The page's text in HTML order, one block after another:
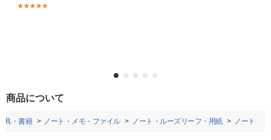
商品について
具・書籍 ノート・メモ・ファイル ノート・ルーズリーフ・用紙 ノート